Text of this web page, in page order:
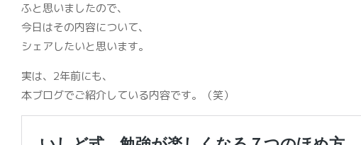
ふと思いましたので、
今日はその内容について、
シェアしたいと思います。
実は、2年前にも、
本ブログでご紹介している内容です。（笑）